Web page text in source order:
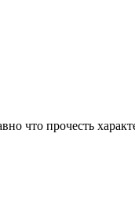
что прочесть